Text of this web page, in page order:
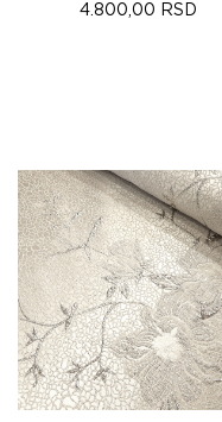
4.800,00 RSD